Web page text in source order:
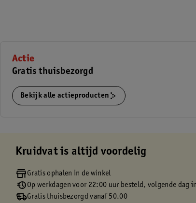
Actie
Gratis thuisbezorgd
Bekijk alle actieproducten
Kruidvat is altijd voordelig
Gratis ophalen in de winkel
Op werkdagen voor 22:00 uur besteld, volgende dag
Gratis thuisbezorgd vanaf 50.00